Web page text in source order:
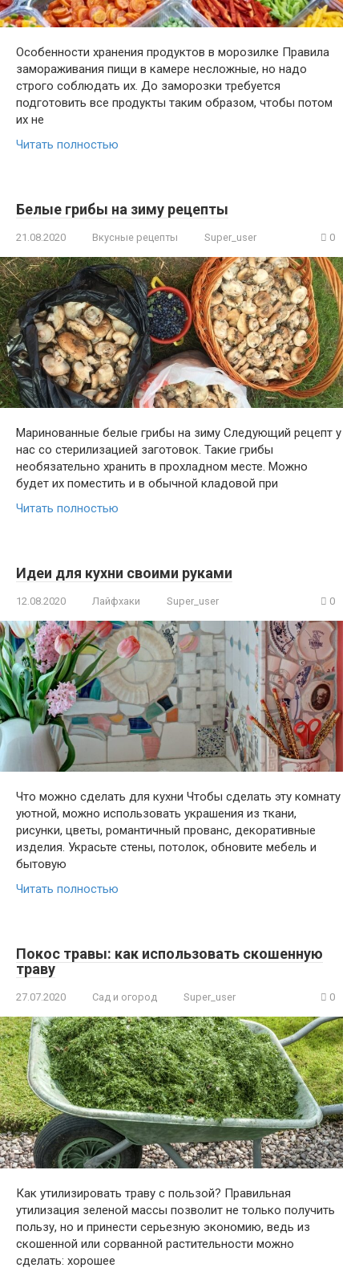
Особенности хранения продуктов в морозилке Правила
замораживания пищи в камере несложные, но надо
строго соблюдать их. До заморозки требуется
подготовить все продукты таким образом, чтобы потом
их не
Читать полностью
Белые грибы на зиму рецепты
21.08.2020 Вкусные рецепты Super_user 0
Маринованные белые грибы на зиму Следующий рецепт у
нас со стерилизацией заготовок. Такие грибы
необязательно хранить в прохладном месте. Можно
будет их поместить и в обычной кладовой при
Читать полностью
Идеи для кухни своими руками
12.08.2020 Лайфхаки Super_user 0
Что можно сделать для кухни Чтобы сделать эту комнату
уютной, можно использовать украшения из ткани,
рисунки, цветы, романтичный прованс, декоративные
изделия. Украсьте стены, потолок, обновите мебель и
бытовую
Читать полностью
Покос травы: как использовать скошенную
траву
27.07.2020 Сад и огород Super_user 0
Как утилизировать траву с пользой? Правильная
утилизация зеленой массы позволит не только получить
пользу, но и принести серьезную экономию, ведь из
скошенной или сорванной растительности можно
сделать: хорошее